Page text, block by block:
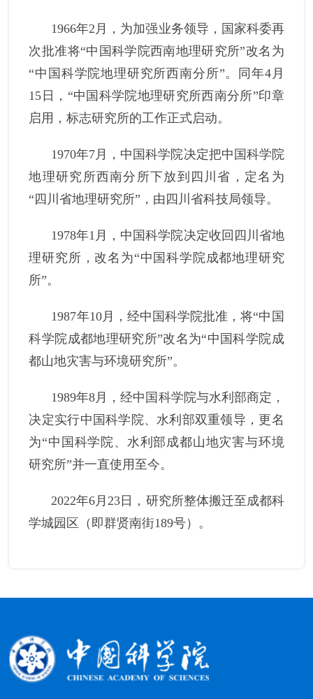
1966年2 月 ， 为加强业务领导 ， 国家科委再
次批准将“中国科学院西南地理研究所”改名为
“中国科学院地理研究所西南分所”。
同年4月
15 日， “中国科学院地理研究所西南分所”印章
启用，标志研究所的工作正式启动。
1970年7 月，中国科学院决定把中国科学院
地理研究所西南分所下放到四川省，定名为
“四川省地理研究所” ， 由四川省科技局领导。
1978年1 月，中国科学院决定收回四川省地
理研究所，改名为“中国科学院成都地理研究
所”。
1987年10月，经中国科学院批准，将“中国
科学院成都地理研究所”改名为“中国科学院成
都山地灾害与环境研究所”。
1989年8 月 ，经中国科学院与水利部商定 ，
决定实行中国科学院、水利部双重领导 ，更名
为“中国科学院、 水利部成都山地灾害与环境
研究所”并一直使用至今。
2022年6 月 23日 ， 研究所整体搬迁至成都科
学城园区（即群贤南街189号）。